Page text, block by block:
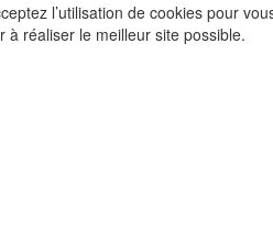
l’utilisation de cookies pour
à réaliser le meilleur site possible.